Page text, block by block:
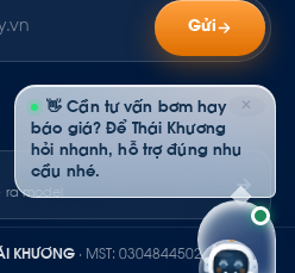
Gửi
ra model
KHƯƠNG · MST: 0304844502
✕
👋 Cần tư vấn bơm hay
báo giá? Để Thái Khương
hỏi nhanh, hỗ trợ đúng nhu
cầu nhé.